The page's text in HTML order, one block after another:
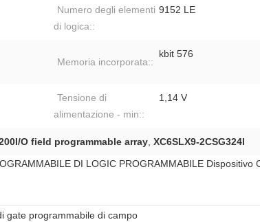
Numero degli elementi
di logica::
9152 LE
Memoria incorporata::
kbit 576
Tensione di
alimentazione - min::
1,14 V
O field programmable array, XC6SLX9-2CSG324I
DI LOGIC PROGRAMMABILE Dispositivo
gate programmabile di campo